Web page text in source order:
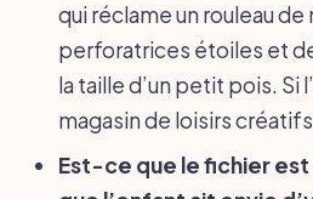
qui réclame un rouleau
perforatrices étoiles et
la taille d’un petit pois. Si
magasin de loisirs
Est-ce que le fichier